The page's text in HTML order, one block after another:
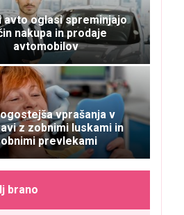
avto oglasi spreminjajo
nakupa in prodaje
avtomobilov
vprašanja v
z zobnimi luskami in
prevlekami
brano